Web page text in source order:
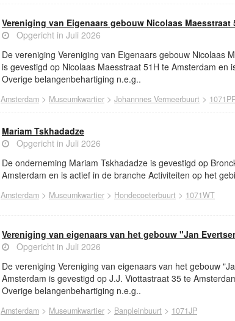
Vereniging van Eigenaars gebouw Nicolaas Maesstraat
Opgericht in Juli 2026
De vereniging Vereniging van Eigenaars gebouw Nicolaas
is gevestigd op Nicolaas Maesstraat 51H te Amsterdam en
Overige belangenbehartiging n.e.g..
Amsterdam > Museumkwartier > Johannnes Vermeerbuurt >
Mariam Tskhadadze
Opgericht in Juli 2026
De onderneming Mariam Tskhadadze is gevestigd op
Amsterdam en is actief in de branche Activiteiten op het
Amsterdam > Museumkwartier > Hondecoeterbuurt > 1071WT
Vereniging van eigenaars van het gebouw "Jan
Opgericht in Juli 2026
De vereniging Vereniging van eigenaars van het gebouw
Amsterdam is gevestigd op J.J. Viottastraat 35 te
Overige belangenbehartiging n.e.g..
Amsterdam > Museumkwartier > Banpleinbuurt > 1071JP